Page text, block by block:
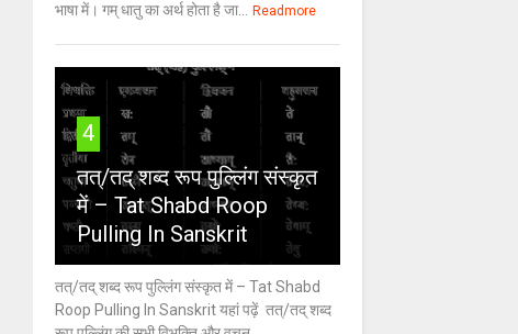
भाषा में। गम् धातु का अर्थ होता है जा... Readmore
4
तत्/तद् शब्द रूप पुल्लिंग संस्कृत
में – Tat Shabd Roop
Pulling In Sanskrit
तत्/तद् शब्द रूप पुल्लिंग संस्कृत में – Tat Shabd
Roop Pulling In Sanskrit यहां पढ़ें तत्/तद् शब्द